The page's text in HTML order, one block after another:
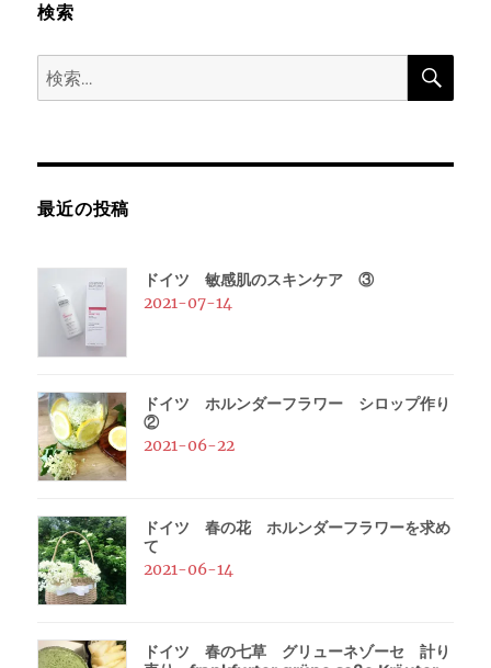
キ
ン
ケ
に
検索
検
索:
検
最近の投稿
ドイツ 敏感肌のスキンケア ③
2021-07-14
ドイツ ホルンダーフラワー シロップ作り
②
2021-06-22
ドイツ 春の花 ホルンダーフラワーを求め
て
2021-06-14
ドイツ 春の七草 グリューネゾーセ 計り